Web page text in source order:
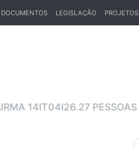
DOCUMENTOS LEGISLAÇÃO PROJETOS
14IT04I26.27 PESSOAS